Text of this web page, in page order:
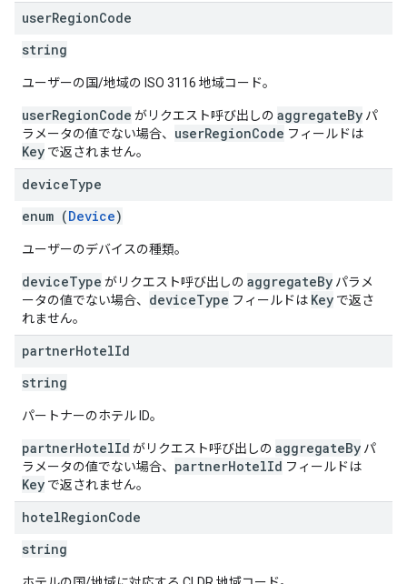
userRegionCode
string
ユーザーの国/地域の ISO 3116 地域コード。
userRegionCode がリクエスト呼び出しの aggregateBy パ
ラメータの値でない場合、 userRegionCode フィールドは
Key で返されません。
deviceType
enum (Device)
ユーザーのデバイスの種類。
deviceType がリクエスト呼び出しの aggregateBy パラメ
ータの値でない場合、 deviceType フィールドは Key で返さ
れません。
partnerHotelId
string
パートナーのホテル ID。
partnerHotelId がリクエスト呼び出しの aggregateBy パ
ラメータの値でない場合、 partnerHotelId フィールドは
Key で返されません。
hotelRegionCode
string